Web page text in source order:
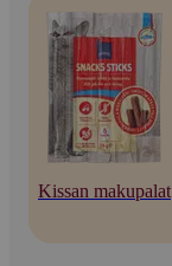
Kissan makupalat